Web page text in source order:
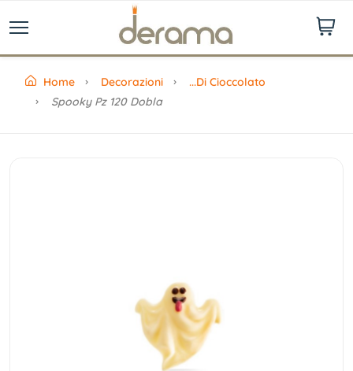
Home Decorazioni
...di Cioccolato
Spooky Pz 120 Dobla